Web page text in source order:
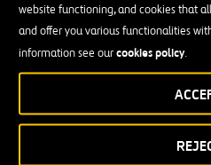
website functioning, and cookies that
and offer you various functionalities
information see ourcookies policy.
Operaciones efectuadas por
programa de recompra de
y el 31 de julio de 2026